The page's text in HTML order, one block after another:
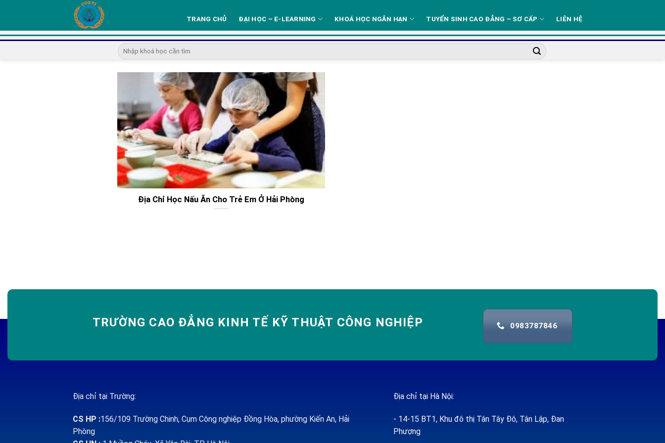
content
TRANG CHỦ ĐẠI HỌC – E-LEARNING KHOÁ HỌC NGẮN HẠN TUYỂN SINH CAO ĐẲNG – SƠ CẤP LIÊN HỆ
Địa Chỉ Học Nấu Ăn Cho Trẻ Em Ở Hải Phòng
TRƯỜNG CAO ĐẲNG KINH TẾ KỸ THUẬT CÔNG NGHIỆP 0983787846
Địa chỉ tại Trường:
CS HP :156/109 Trường Chinh, Cụm Công nghiệp Đồng Hòa, phường Kiến An, Hải
Phòng
Địa chỉ tại Hà Nội:
- 14-15 BT1, Khu đô thị Tân Tây Đô, Tân Lập, Đan
Phượng